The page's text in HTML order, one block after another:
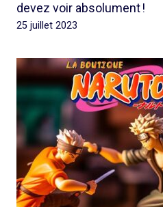
devez voir absolument !
25 juillet 2023